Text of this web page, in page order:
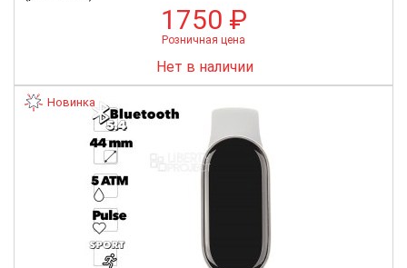
1750 ₽
Розничная цена
Нет в наличии
Новинка